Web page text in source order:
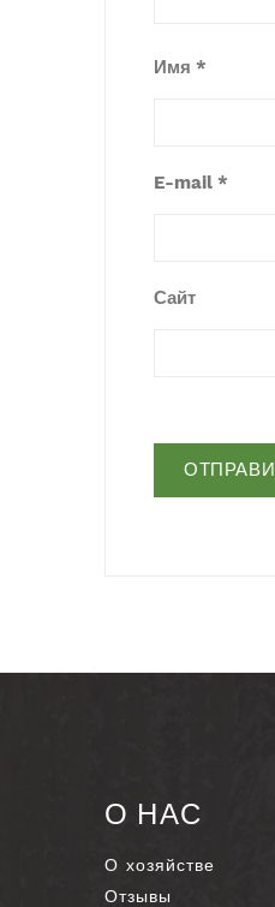
Имя *
E-mail *
Сайт
О НАС
О хозяйстве
Отзывы